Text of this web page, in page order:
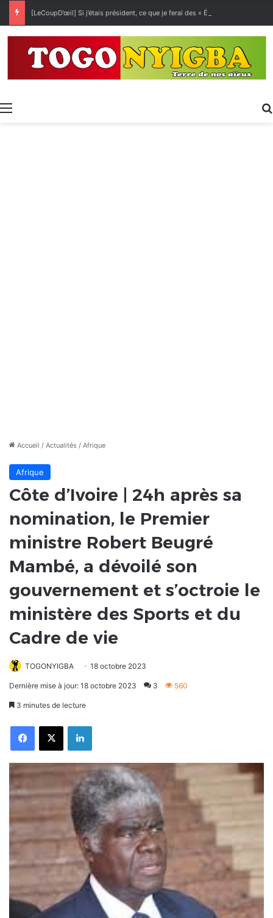
[LeCoupD’œil] Si j’étais président, ce que je ferai des « Évalas »
Menu
Accueil / Actualités / Afrique
Afrique
Côte d’Ivoire | 24h après sa
nomination, le Premier
ministre Robert Beugré
Mambé, a dévoilé son
gouvernement et s’octroie le
ministère des Sports et du
Cadre de vie
TOGONYIGBA 18 octobre 2023
Dernière mise à jour: 18 octobre 2023 3 560
3 minutes de lecture
FacebookX Linkedin